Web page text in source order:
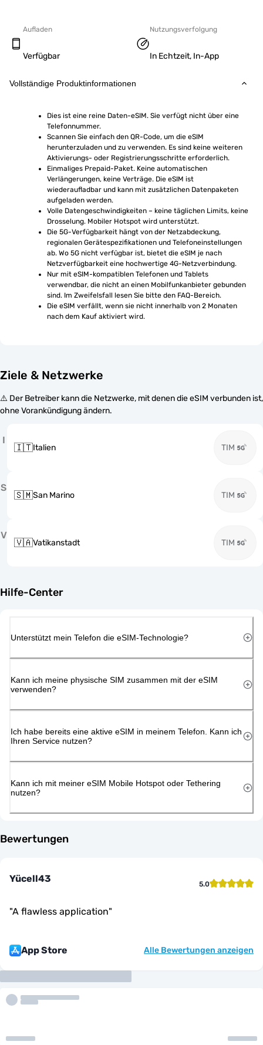
Aufladen
Verfügbar
Nutzungsverfolgung
In Echtzeit, In-App
Vollständige Produktinformationen
Dies ist eine reine Daten-eSIM. Sie verfügt nicht über eine
Telefonnummer.
Scannen Sie einfach den QR-Code, um die eSIM
herunterzuladen und zu verwenden. Es sind keine weiteren
Aktivierungs- oder Registrierungsschritte erforderlich.
Einmaliges Prepaid-Paket. Keine automatischen
Verlängerungen, keine Verträge. Die eSIM ist
wiederaufladbar und kann mit zusätzlichen Datenpaketen
aufgeladen werden.
Volle Datengeschwindigkeiten – keine täglichen Limits, keine
Drosselung. Mobiler Hotspot wird unterstützt.
Die 5G-Verfügbarkeit hängt von der Netzabdeckung,
regionalen Gerätespezifikationen und Telefoneinstellungen
ab. Wo 5G nicht verfügbar ist, bietet die eSIM je nach
Netzverfügbarkeit eine hochwertige 4G-Netzverbindung.
Nur mit eSIM-kompatiblen Telefonen und Tablets
verwendbar, die nicht an einen Mobilfunkanbieter gebunden
sind. Im Zweifelsfall lesen Sie bitte den FAQ-Bereich.
Die eSIM verfällt, wenn sie nicht innerhalb von 2 Monaten
nach dem Kauf aktiviert wird.
Ziele & Netzwerke
⚠️ Der Betreiber kann die Netzwerke, mit denen die eSIM verbunden ist,
ohne Vorankündigung ändern.
I
🇮🇹Italien TIM
S
🇸🇲San Marino TIM
V
🇻🇦Vatikanstadt TIM
Hilfe-Center
Unterstützt mein Telefon die eSIM-Technologie?
Kann ich meine physische SIM zusammen mit der eSIM
verwenden?
Ich habe bereits eine aktive eSIM in meinem Telefon. Kann ich
Ihren Service nutzen?
Kann ich mit meiner eSIM Mobile Hotspot oder Tethering
nutzen?
Bewertungen
Yücell43 5.0
"A flawless application"
App Store Alle Bewertungen anzeigen